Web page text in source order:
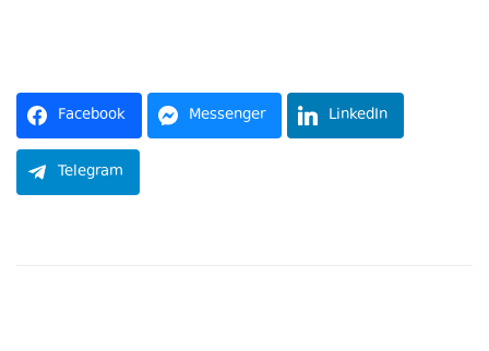
Facebook Messenger LinkedIn
Telegram